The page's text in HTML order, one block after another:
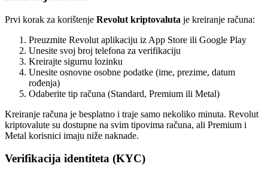
Prvi korak za korištenje Revolut kriptovaluta je kreiranje računa:
Preuzmite Revolut aplikaciju iz App Store ili Google Play
Unesite svoj broj telefona za verifikaciju
Kreirajte sigurnu lozinku
Unesite osnovne osobne podatke (ime, prezime, datum
rođenja)
Odaberite tip računa (Standard, Premium ili Metal)
Kreiranje računa je besplatno i traje samo nekoliko minuta. Revolut
kriptovalute su dostupne na svim tipovima računa, ali Premium i
Metal korisnici imaju niže naknade.
Verifikacija identiteta (KYC)